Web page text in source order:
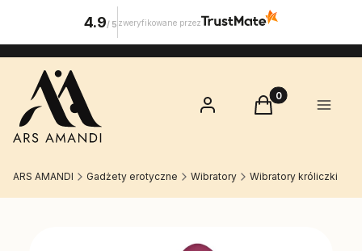
Zaloguj sięProdukty w
Koszyk Menu
ARS AMANDI Gadżety erotyczne Wibratory Wibratory króliczki
4.9/ 5 zweryfikowane przez